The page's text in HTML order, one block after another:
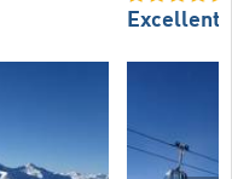
Excellent